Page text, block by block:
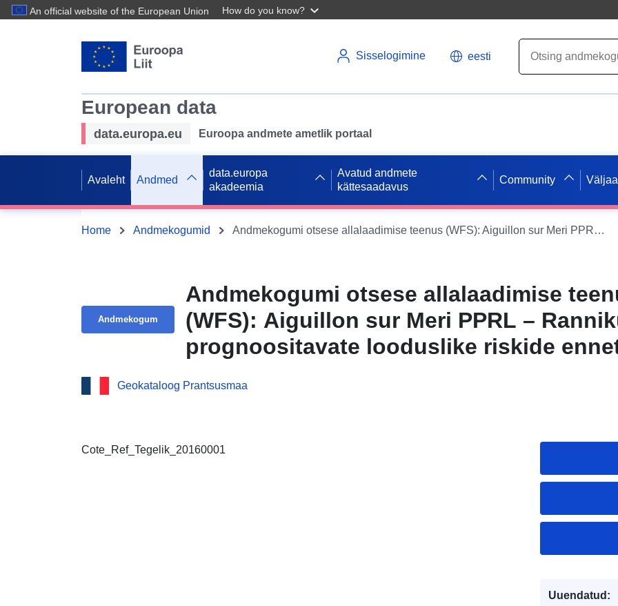
An official website of the European Union How do you know?
Sisselogimine eesti
European data
data.europa.eu Euroopa andmete ametlik portaal
Avaleht Andmed
data.europa
akadeemia
Avatud andmete
kättesaadavus
Community
Home Andmekogumid Andmekogumi otsese allalaadimise teenus (WFS): Aiguillon sur Meri PPRL – Ranniku prognoositavate looduslike riskide ennetamise kava praegused võrdlusreitingud – Vendée
Andmekogum
Andmekogumi otsese allalaadimise
(WFS): Aiguillon sur Meri PPRL –
prognoositavate looduslike riskide
Geokataloog Prantsusmaa
Cote_Ref_Tegelik_20160001
Uuendatud: